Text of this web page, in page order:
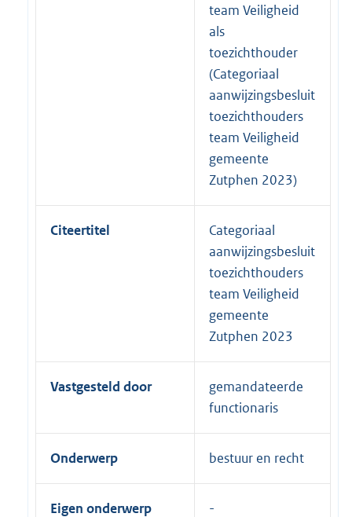
team Veiligheid
als
toezichthouder
(Categoriaal
aanwijzingsbesluit
toezichthouders
team Veiligheid
gemeente
Zutphen 2023)
Citeertitel
Categoriaal
aanwijzingsbesluit
toezichthouders
team Veiligheid
gemeente
Zutphen 2023
Vastgesteld door
gemandateerde
functionaris
Onderwerp bestuur en recht
Eigen onderwerp